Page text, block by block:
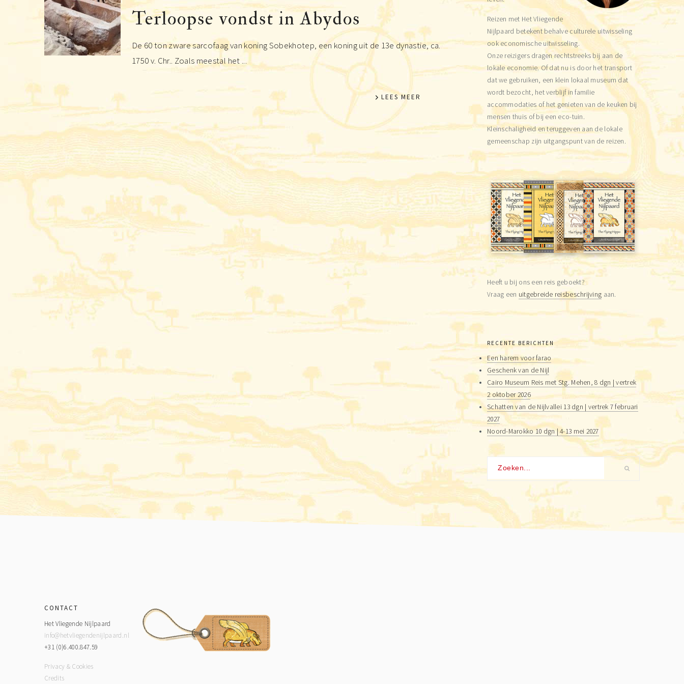
Terloopse vondst in Abydos
De 60 ton zware sarcofaag van koning Sobekhotep, een koning uit de 13e dynastie, ca.
1750 v. Chr.. Zoals meestal het ...
LEES MEER
Reizen met Het Vliegende
Nijlpaard betekent behalve culturele uitwisseling
ook economische uitwisseling.
Onze reizigers dragen rechtstreeks bij aan de
lokale economie. Of dat nu is door het transport
dat we gebruiken, een klein lokaal museum dat
wordt bezocht, het verblijf in familie
accommodaties of het genieten van de keuken bij
mensen thuis of bij een eco-tuin.
Kleinschaligheid en teruggeven aan de lokale
gemeenschap zijn uitgangspunt van de reizen.
Heeft u bij ons een reis geboekt?
Vraag een uitgebreide reisbeschrijving aan.
RECENTE BERICHTEN
Een harem voor farao
Geschenk van de Nijl
Cairo Museum Reis met Stg. Mehen, 8 dgn | vertrek
2 oktober 2026
Schatten van de Nijlvallei 13 dgn | vertrek 7 februari
2027
Noord-Marokko 10 dgn | 4-13 mei 2027
CONTACT
Het Vliegende Nijlpaard
info@hetvliegendenijlpaard.nl
+31 (0)6.400.847.59
Privacy & Cookies
Credits